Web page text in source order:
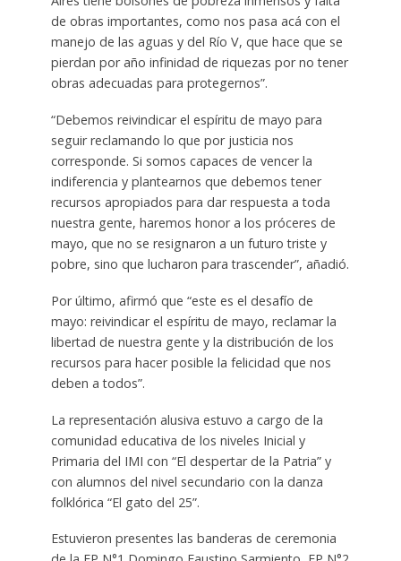
de obras importantes, como nos pasa acá con el
manejo de las aguas y del Río V, que hace que se
pierdan por año infinidad de riquezas por no tener
obras adecuadas para protegernos”.
“Debemos reivindicar el espíritu de mayo para
seguir reclamando lo que por justicia nos
corresponde. Si somos capaces de vencer la
indiferencia y plantearnos que debemos tener
recursos apropiados para dar respuesta a toda
nuestra gente, haremos honor a los próceres de
mayo, que no se resignaron a un futuro triste y
pobre, sino que lucharon para trascender”, añadió.
Por último, afirmó que “este es el desafío de
mayo: reivindicar el espíritu de mayo, reclamar la
libertad de nuestra gente y la distribución de los
recursos para hacer posible la felicidad que nos
deben a todos”.
La representación alusiva estuvo a cargo de la
comunidad educativa de los niveles Inicial y
Primaria del IMI con “El despertar de la Patria” y
con alumnos del nivel secundario con la danza
folklórica “El gato del 25”.
Estuvieron presentes las banderas de ceremonia